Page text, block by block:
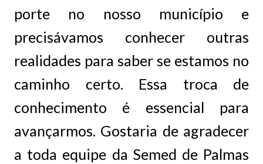
porte no nosso município e
precisávamos conhecer outras
realidades para saber se estamos no
caminho certo. Essa troca de
conhecimento é essencial para
avançarmos. Gostaria de agradecer
a toda equipe da Semed de Palmas